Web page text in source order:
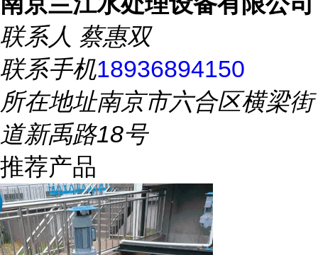
联系人 蔡惠双
联系手机18936894150
所在地址南京市六合区横梁街
道新禹路18号
推荐产品